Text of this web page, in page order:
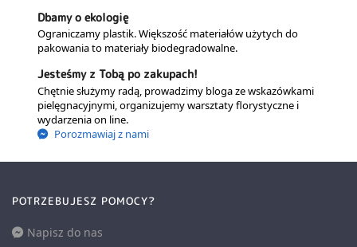
Dbamy o ekologię
Ograniczamy plastik. Większość materiałów użytych do
pakowania to materiały biodegradowalne.
Jesteśmy z Tobą po zakupach!
Chętnie służymy radą, prowadzimy bloga ze wskazówkami
pielęgnacyjnymi, organizujemy warsztaty florystyczne i
wydarzenia on line.
Porozmawiaj z nami
POTRZEBUJESZ POMOCY?
Napisz do nas